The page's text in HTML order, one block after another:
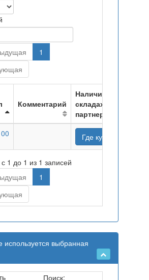
1
Комментарий
Наличие на
складах
партнеров
Где купить
1 до 1 из 1 записей
1
используется выбранная
Поиск: